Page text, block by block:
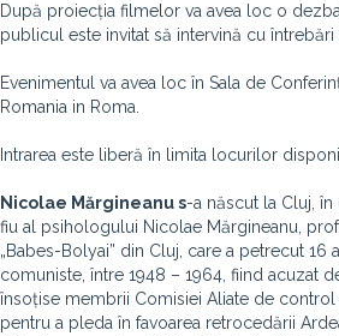
După proiecția filmelor va avea loc o
publicul este invitat să intervină cu întrebări
Evenimentul va avea loc în Sala de
Romania in Roma.
Intrarea este liberă în limita locurilor
Nicolae Mărgineanu s-a născut la Cluj, în
fiu al psihologului Nicolae Mărgineanu,
„Babes-Bolyai” din Cluj, care a petrecut 16
comuniste, între 1948 – 1964, fiind acuzat
însoțise membrii Comisiei Aliate de control
pentru a pleda în favoarea retrocedării